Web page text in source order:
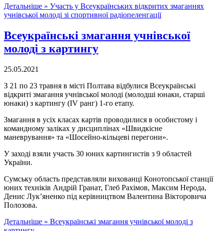
Детальніше » Участь у Всеукраїнських відкритих змаганнях
учнівської молоді зі спортивної радіопеленгації
Всеукраїнські змагання учнівської
молоді з картингу
25.05.2021
З 21 по 23 травня в місті Полтава відбулися Всеукраїнські
відкриті змагання учнівської молоді (молодші юнаки, старші
юнаки) з картингу (IV ранг) 1-го етапу.
Змагання в усіх класах картів проводилися в особистому і
командному заліках у дисциплінах «Швидкісне
маневрування» та «Шосейно-кільцеві перегони».
У заході взяли участь 30 юних картингистів з 9 областей
України.
Сумську область представляли вихованці Конотопської станції
юних техніків Андрій Гранат, Глеб Рахімов, Максим Нерода,
Денис Лук’яненко під керівництвом Валентина Вікторовича
Полозова.
Детальніше » Всеукраїнські змагання учнівської молоді з